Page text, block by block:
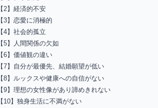
【2】経済的不安
【3】恋愛に消極的
【4】社会的孤立
【5】人間関係の欠如
【6】価値観の違い
【7】自分が最優先、結婚願望が低い
【8】ルックスや健康への自信がない
【9】理想の女性像があり諦めきれない
【10】独身生活に不満がない